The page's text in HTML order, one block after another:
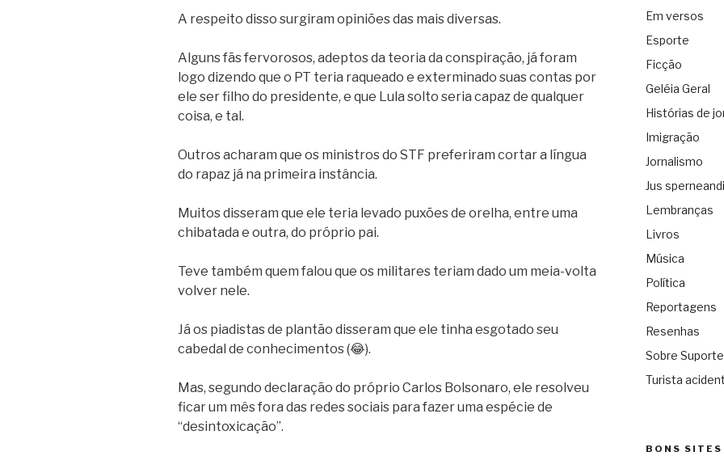
A respeito disso surgiram opiniões das mais diversas.
Alguns fãs fervorosos, adeptos da teoria da conspiração, já foram
logo dizendo que o PT teria raqueado e exterminado suas contas por
ele ser filho do presidente, e que Lula solto seria capaz de qualquer
coisa, e tal.
Outros acharam que os ministros do STF preferiram cortar a língua
do rapaz já na primeira instância.
Muitos disseram que ele teria levado puxões de orelha, entre uma
chibatada e outra, do próprio pai.
Teve também quem falou que os militares teriam dado um meia-volta
volver nele.
Já os piadistas de plantão disseram que ele tinha esgotado seu
cabedal de conhecimentos (😂).
Mas, segundo declaração do próprio Carlos Bolsonaro, ele resolveu
ficar um mês fora das redes sociais para fazer uma espécie de
“desintoxicação”.
Em versos
Esporte
Ficção
Geléia Geral
Histórias de
Imigração
Jornalismo
Jus sperneandi
Lembranças
Livros
Música
Política
Reportagens
Resenhas
Sobre
Turista
BONS SITES